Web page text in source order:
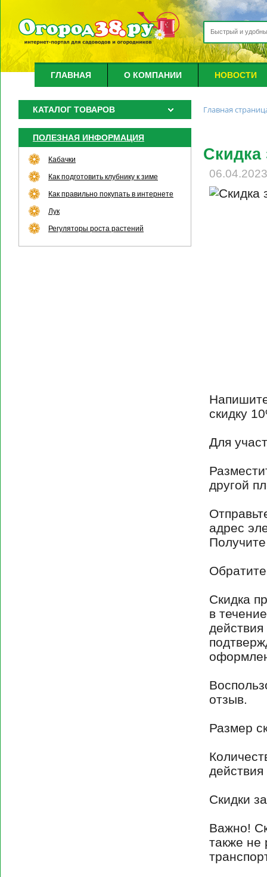
ГЛАВНАЯ О КОМПАНИИ НОВОСТИ
КАТАЛОГ ТОВАРОВ
ПОЛЕЗНАЯ ИНФОРМАЦИЯ
Кабачки
Как подготовить клубнику к зиме
Как правильно покупать в интернете
Лук
Регуляторы роста растений
Главная
Скидка
06.04.2023
скидку
Для
другой
адрес
Получите
Скидка
в
отзыв.
Размер
Скидки
Важно!
также не